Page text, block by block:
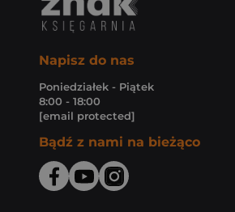
Napisz do nas
Poniedziałek - Piątek
8:00 - 18:00
[email protected]
Bądź z nami na bieżąco